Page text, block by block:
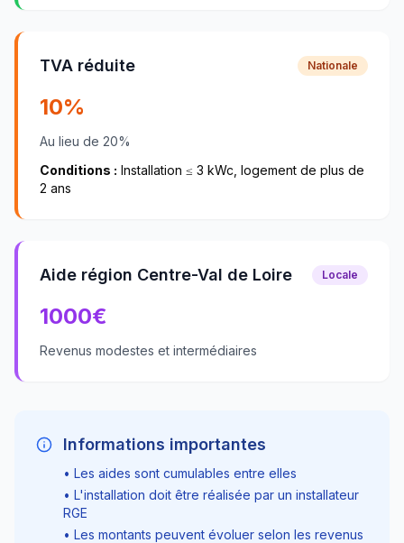
TVA réduite Nationale
10%
Au lieu de 20%
Conditions : Installation ≤ 3 kWc, logement de plus de
2 ans
Aide région Centre-Val de Loire Locale
1000€
Revenus modestes et intermédiaires
Informations importantes
• Les aides sont cumulables entre elles
• L'installation doit être réalisée par un installateur
RGE
• Les montants peuvent évoluer selon les revenus